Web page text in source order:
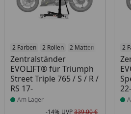
2 Farben 2 Rollen 2 Matten 2
Zentralständer
EVOLIFT® für Triumph
Street Triple 765 / S / R /
RS 17-
Produkt am Lager
Am Lager
-14% UVP339,00 €
2
22-